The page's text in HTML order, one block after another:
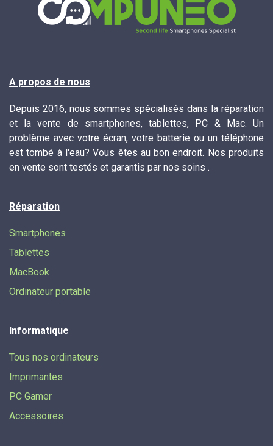
A propos de nous
Depuis 2016, nous sommes spécialisés dans la réparation
et la vente de smartphones, tablettes, PC & Mac. Un
problème avec votre écran, votre batterie ou un téléphone
est tombé à l'eau? Vous êtes au bon endroit. Nos produits
en vente sont testés et garantis par nos soins .
Réparation
Smartphones
Tablettes
MacBook
Ordinateur portable
Informatique
Tous nos ordinateurs
Imprimantes
PC Gamer
Accessoires